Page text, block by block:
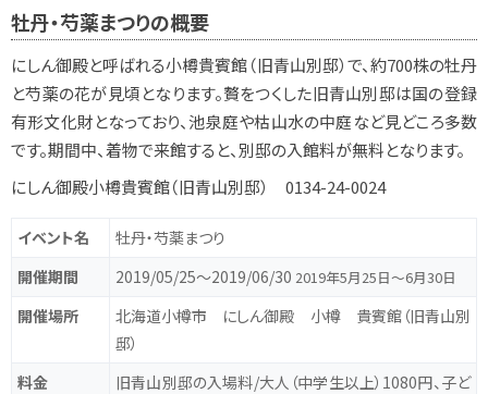
牡丹・芍薬まつりの概要
にしん御殿と呼ばれる小樽貴賓館（旧青山別邸）で、約700株の牡丹
と芍薬の花が見頃となります。贅をつくした旧青山別邸は国の登録
有形文化財となっており、池泉庭や枯山水の中庭など見どころ多数
です。期間中、着物で来館すると、別邸の入館料が無料となります。
にしん御殿小樽貴賓館（旧青山別邸） 0134-24-0024
イベント名
牡丹・芍薬まつり
開催期間
2019/05/25〜2019/06/30 2019年5月25日～6月30日
開催場所
北海道小樽市 にしん御殿 小樽 貴賓館（旧青山別
邸）
料金
旧青山別邸の入場料/大人（中学生以上）1080円、子ど